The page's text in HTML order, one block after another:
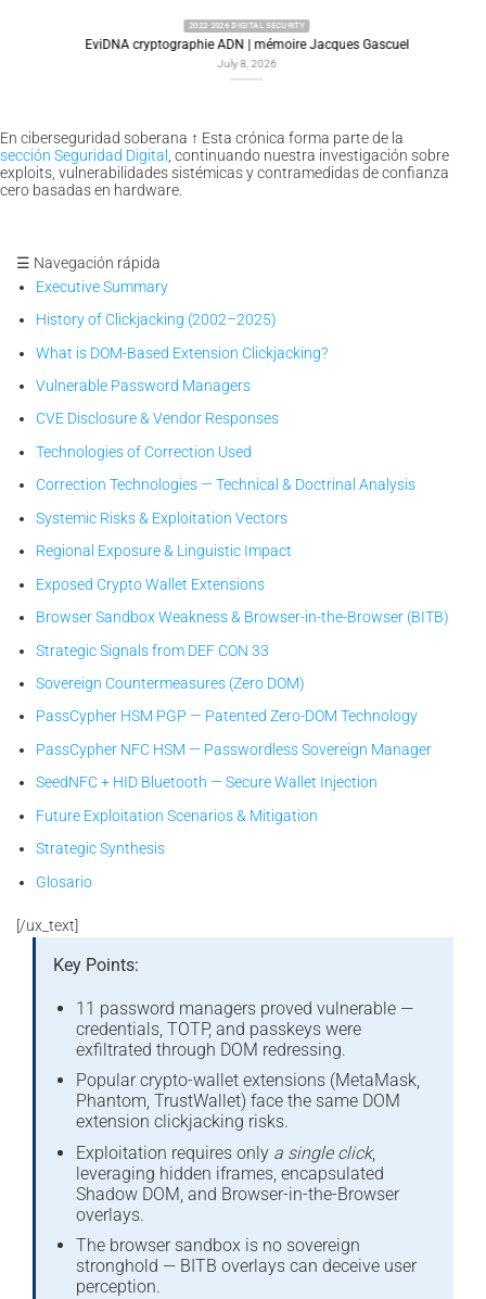
2022 2026 DIGITAL SECURITY
EviDNA cryptographie ADN | mémoire Jacques Gascuel
July 8, 2026
En ciberseguridad soberana ↑ Esta crónica forma parte de la
sección Seguridad Digital
, continuando nuestra investigación sobre
exploits, vulnerabilidades sistémicas y contramedidas de confianza
cero basadas en hardware.
☰ Navegación rápida
Executive Summary
History of Clickjacking (2002–2025)
What is DOM-Based Extension Clickjacking?
Vulnerable Password Managers
CVE Disclosure & Vendor Responses
Technologies of Correction Used
Correction Technologies — Technical & Doctrinal Analysis
Systemic Risks & Exploitation Vectors
Regional Exposure & Linguistic Impact
Exposed Crypto Wallet Extensions
Browser Sandbox Weakness & Browser-in-the-Browser (BITB)
Strategic Signals from DEF CON 33
Sovereign Countermeasures (Zero DOM)
PassCypher HSM PGP — Patented Zero-DOM Technology
PassCypher NFC HSM — Passwordless Sovereign Manager
SeedNFC + HID Bluetooth — Secure Wallet Injection
Future Exploitation Scenarios & Mitigation
Strategic Synthesis
Glosario
[/ux_text]
Key Points:
11 password managers proved vulnerable —
credentials, TOTP, and passkeys were
exfiltrated through DOM redressing.
Popular crypto-wallet extensions (MetaMask,
Phantom, TrustWallet) face the same DOM
extension clickjacking risks.
Exploitation requires only a single click,
leveraging hidden iframes, encapsulated
Shadow DOM, and Browser-in-the-Browser
overlays.
The browser sandbox is no sovereign
stronghold — BITB overlays can deceive user
perception.